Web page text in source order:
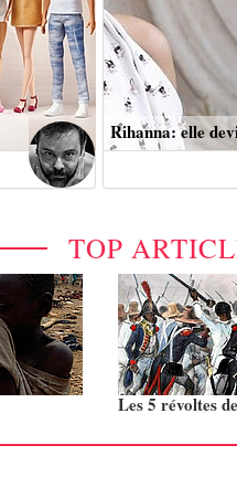
Rihanna: elle
TOP
Les 5 révoltes